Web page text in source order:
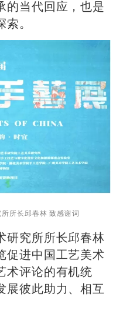
的当代回应，也是
。
所长邱春林 致感谢词
研究所所长邱春林
促进中国工艺美术
术评论的有机统
展彼此助力、相互